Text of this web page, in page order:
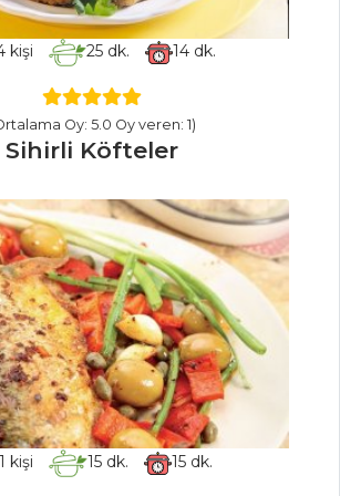
kişi 25 dk. 14 dk.
Oy: 5.0 Oy veren: 1)
Sihirli Köfteler
1 kişi 15dk. 15dk.